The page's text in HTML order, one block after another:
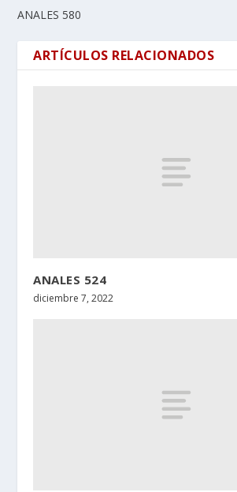
ANALES 580
ARTÍCULOS RELACIONADOS
ANALES 524
diciembre 7, 2022